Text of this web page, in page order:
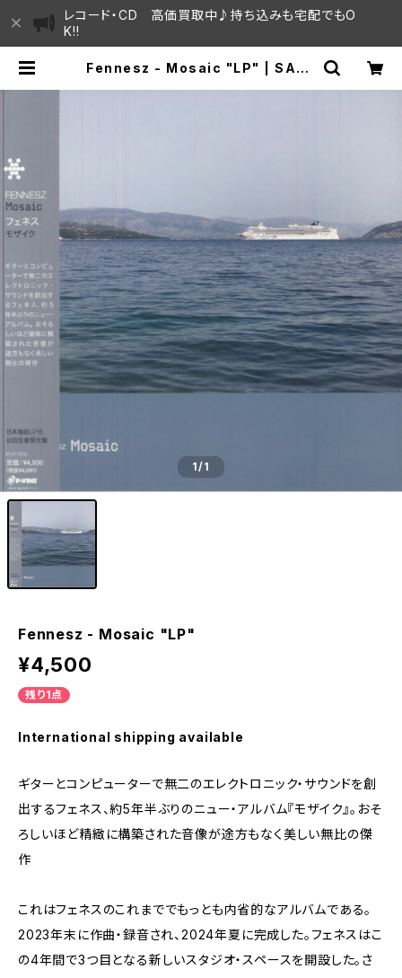
レコード・CD 高価買取中♪持ち込みも宅配でもO
K!!
Fennesz - Mosaic "LP" | SAYA
1/1
Fennesz - Mosaic "LP"
¥4,500
残り1点
International shipping available
ギターとコンピューターで無二のエレクトロニック・サウンドを創
出するフェネス、約5年半ぶりのニュー・アルバム『モザイク』。おそ
ろしいほど精緻に構築された音像が途方もなく美しい無比の傑
作
これはフェネスのこれまででもっとも内省的なアルバムである。
2023年末に作曲・録音され、2024年夏に完成した。フェネスはこ
の4年間で3つ目となる新しいスタジオ・スペースを開設した。さ